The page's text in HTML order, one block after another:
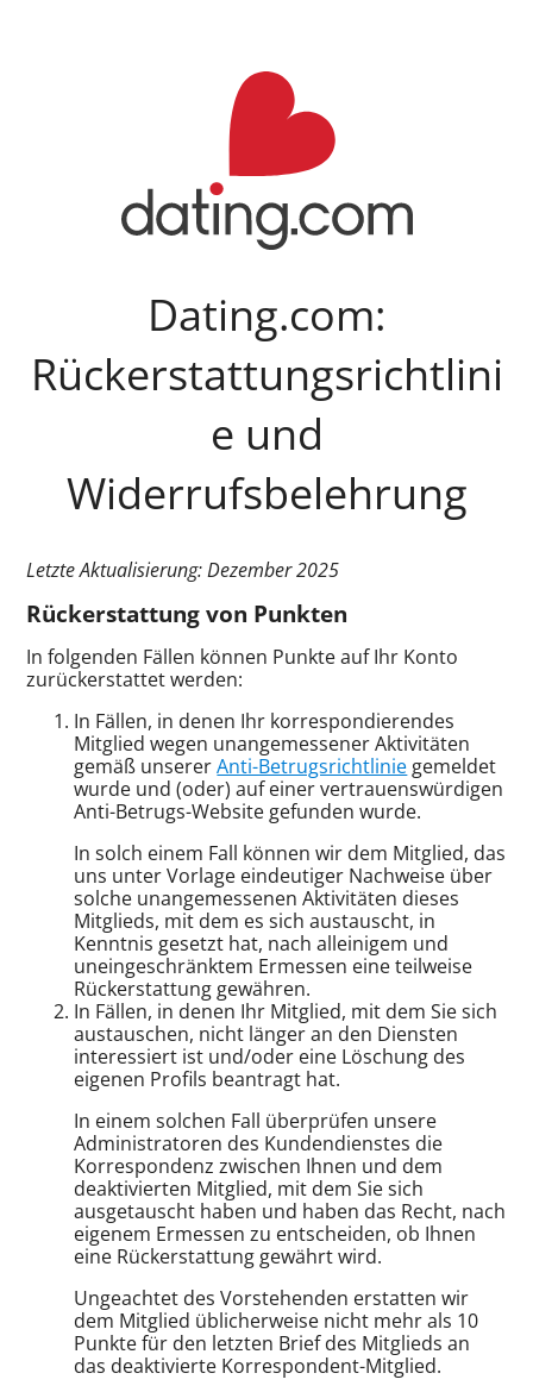
Dating.com:
Rückerstattungsrichtlini
e und
Widerrufsbelehrung
Letzte Aktualisierung: Dezember 2025
Rückerstattung von Punkten
In folgenden Fällen können Punkte auf Ihr Konto
zurückerstattet werden:
In Fällen, in denen Ihr korrespondierendes
Mitglied wegen unangemessener Aktivitäten
gemäß unsererAnti-Betrugsrichtlinie gemeldet
wurde und (oder) auf einer vertrauenswürdigen
Anti-Betrugs-Website gefunden wurde.
In solch einem Fall können wir dem Mitglied, das
uns unter Vorlage eindeutiger Nachweise über
solche unangemessenen Aktivitäten dieses
Mitglieds, mit dem es sich austauscht, in
Kenntnis gesetzt hat, nach alleinigem und
uneingeschränktem Ermessen eine teilweise
Rückerstattung gewähren.
In Fällen, in denen Ihr Mitglied, mit dem Sie sich
austauschen, nicht länger an den Diensten
interessiert ist und/oder eine Löschung des
eigenen Profils beantragt hat.
In einem solchen Fall überprüfen unsere
Administratoren des Kundendienstes die
Korrespondenz zwischen Ihnen und dem
deaktivierten Mitglied, mit dem Sie sich
ausgetauscht haben und haben das Recht, nach
eigenem Ermessen zu entscheiden, ob Ihnen
eine Rückerstattung gewährt wird.
Ungeachtet des Vorstehenden erstatten wir
dem Mitglied üblicherweise nicht mehr als 10
Punkte für den letzten Brief des Mitglieds an
das deaktivierte Korrespondent-Mitglied.